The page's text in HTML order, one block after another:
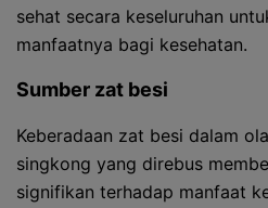
sehat secara keseluruhan
manfaatnya bagi kesehatan.
Sumber zat besi
Keberadaan zat besi dalam
singkong yang direbus
signifikan terhadap manfaat